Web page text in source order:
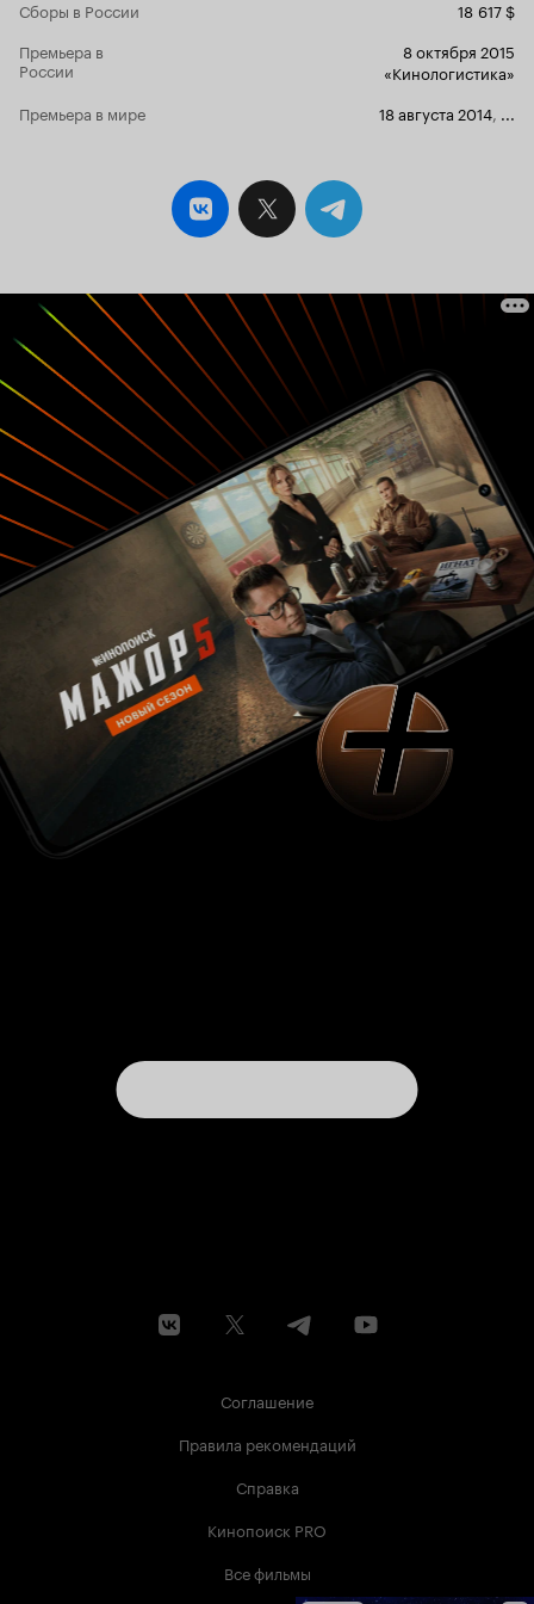
то самое место, в котором много лет назад
это с целью покататься на скейтах в огромном
пустом бассейне, который там расположен, но
стоящие в этом месте. И их совершенно не
странные режиссёрские решения. Ведь перед
нами не «найденная плёнка» в привычном
компьютерные эффекты типа эквалайзера. При
этом почти половина фильма происходит в
темноте, и нам ничего не видно. Не спасает
даже режим ночного видения. В плане
спецэффектов картина тоже не может
похвастаться ничем особенным. Довольно
слабая компьютерная графика, неестественная
розово-красная кровь, светящиеся вдалеке
точки, в виде глаз и так далее. Особенно бесит
то, что голоса у героев тихие, а шумы как будто
усилены в 10 раз, что постоянно заставляет
вздрагивать от неожиданности, что не пугает, а
лишь бесит. Из положительного могу выделить
лишь актёрскую игру. И хоть сами герои, как и
их поступки, вызывают раздражение, но
исполнители их ролей очень симпатичные на
вид люди. Видно, что играть они умеют, но из-
за слабо проработанного сценария, это не
помогает. В общем, фильм мне не понравился.
Ничего примечательного или стоящего вы в
нём не увидите. 2 из 10
Сборы в России
18 617 $
Премьера в
России
8 октября 2015
«Кинологистика»
Премьера в мире
18 августа 2014
Соглашение
Правила рекомендаций
Справка
Кинопоиск PRO
Все фильмы